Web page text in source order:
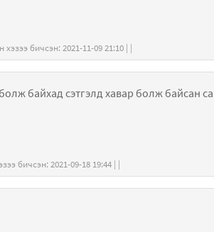
Зочин хэзээ бичсэн: 2021-11-09 21:10 | |
байхад сэтгэлд хавар болж байсан
хэзээ бичсэн: 2021-09-18 19:44 | |